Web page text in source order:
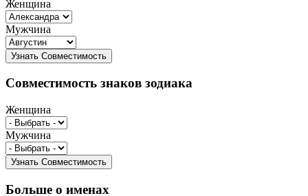
Женщина
Мужчина
Совместимость знаков зодиака
Женщина
Мужчина
Больше о именах